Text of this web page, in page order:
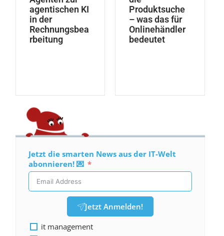
agentischen KI
in der
Rechnungsbea
rbeitung
Produktsuche
– was das für
Onlinehändler
bedeutet
Jetzt die smarten News aus der IT-Welt
abonnieren! 💌
Jetzt Anmelden!
it management